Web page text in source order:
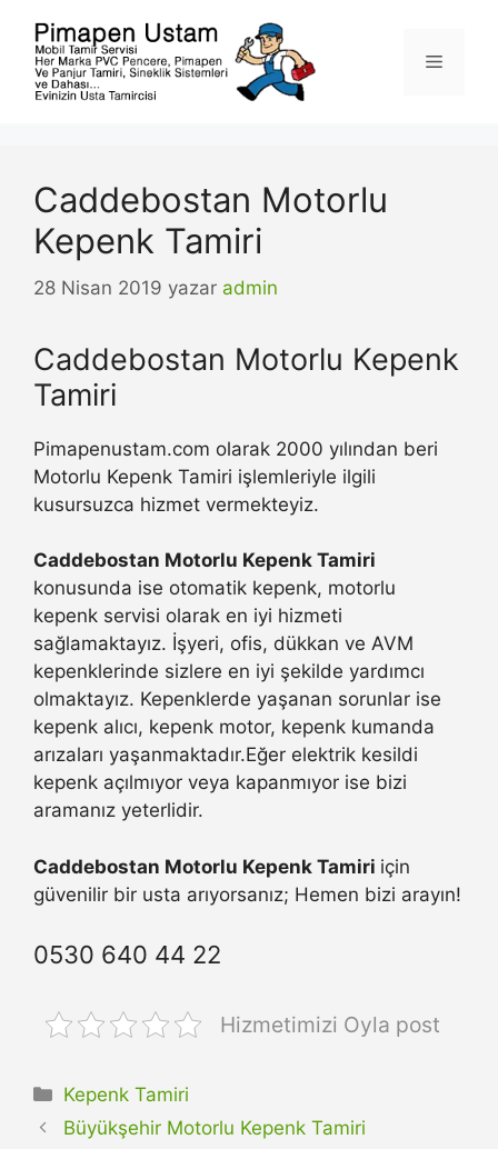
Menü
Caddebostan Motorlu
Kepenk Tamiri
28 Nisan 2019 yazar admin
Caddebostan Motorlu Kepenk
Tamiri
Pimapenustam.com olarak 2000 yılından beri
Motorlu Kepenk Tamiri işlemleriyle ilgili
kusursuzca hizmet vermekteyiz.
Caddebostan Motorlu Kepenk Tamiri
konusunda ise otomatik kepenk, motorlu
kepenk servisi olarak en iyi hizmeti
sağlamaktayız. İşyeri, ofis, dükkan ve AVM
kepenklerinde sizlere en iyi şekilde yardımcı
olmaktayız. Kepenklerde yaşanan sorunlar ise
kepenk alıcı, kepenk motor, kepenk kumanda
arızaları yaşanmaktadır.Eğer elektrik kesildi
kepenk açılmıyor veya kapanmıyor ise bizi
aramanız yeterlidir.
Caddebostan Motorlu Kepenk Tamiri için
güvenilir bir usta arıyorsanız; Hemen bizi arayın!
0530 640 44 22
Hizmetimizi Oyla post
Kategoriler
Kepenk Tamiri
Büyükşehir Motorlu Kepenk Tamiri